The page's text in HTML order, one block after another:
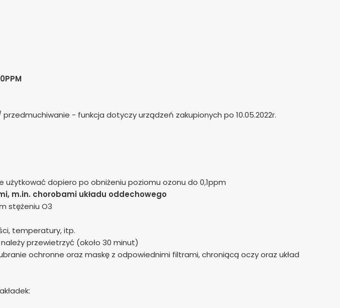
przedmuchiwanie - funkcja dotyczy urządzeń zakupionych po 10.05.2022r.
dopiero po obniżeniu poziomu ozonu do 0,1ppm
m.in. chorobami układu oddechowego
stężeniu O3
temperatury, itp.
przewietrzyć (około 30 minut)
ochronne oraz maskę z odpowiednimi filtrami, chroniącą oczy oraz układ